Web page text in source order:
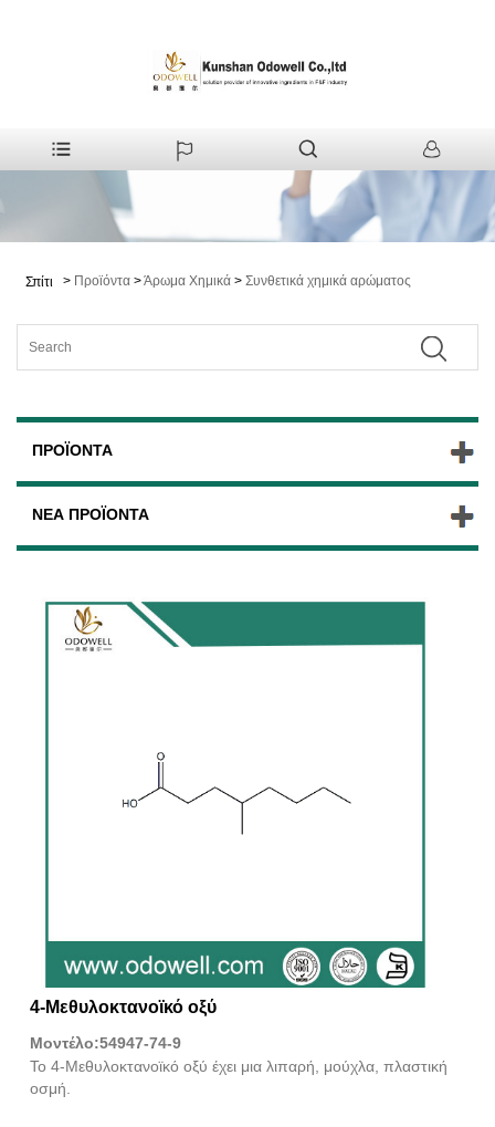
Σπίτι > Προϊόντα >Άρωμα Χημικά > Συνθετικά χημικά αρώματος
ΠΡΟΪΌΝΤΑ
ΝΈΑ ΠΡΟΪΌΝΤΑ
4-Μεθυλοκτανοϊκό οξύ
Μοντέλο:54947-74-9
Το 4-Μεθυλοκτανοϊκό οξύ έχει μια λιπαρή, μούχλα, πλαστική
οσμή.